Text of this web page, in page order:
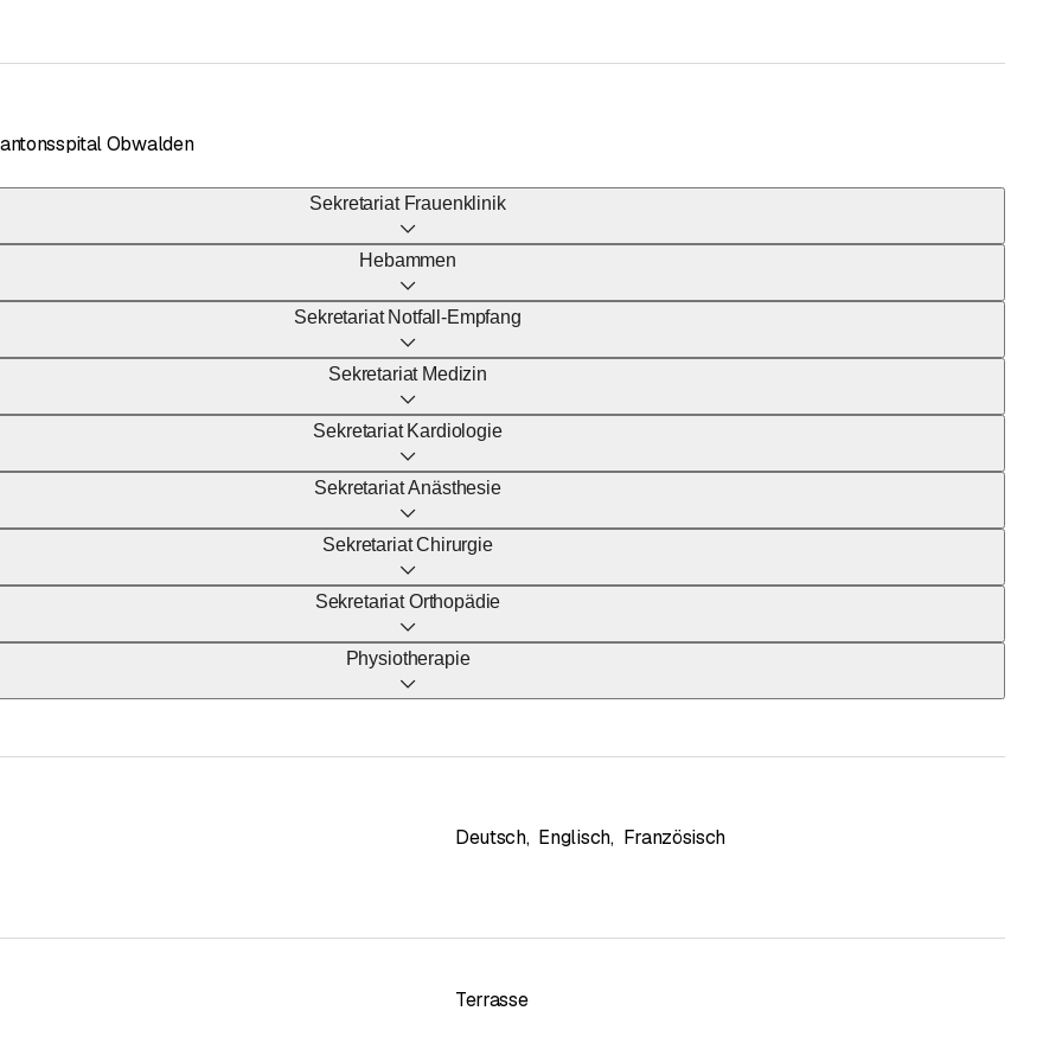
Obwalden
Sekretariat Frauenklinik
Hebammen
Sekretariat Notfall-Empfang
Sekretariat Medizin
Sekretariat Kardiologie
Sekretariat Anästhesie
Sekretariat Chirurgie
Sekretariat Orthopädie
Physiotherapie
Deutsch, Englisch, Französisch
Terrasse